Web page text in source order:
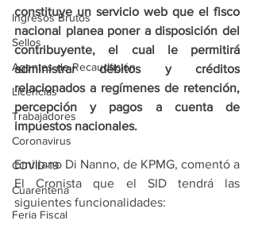
Ingresos Brutos
Sellos
Agentes de Recaudación
Licencias
Trabajadores
Coronavirus
COVID-19
Cuarentena
Feria Fiscal
constituye un servicio web que el fisco
nacional planea poner a disposición del
contribuyente, el cual le permitirá
administrar débitos y créditos
relacionados a regímenes de retención,
percepción y pagos a cuenta de
impuestos nacionales.
Emiliano Di Nanno, de KPMG, comentó a
El Cronista que el SID tendrá las
siguientes funcionalidades: